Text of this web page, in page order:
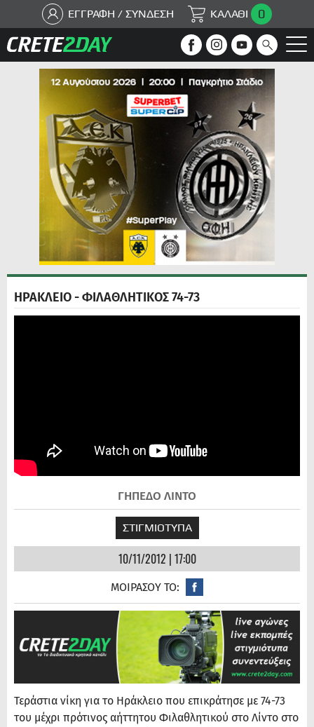
ΕΓΓΡΑΦΗ / ΣΥΝΔΕΣΗ ΚΑΛΑΘΙ 0
ΗΡΑΚΛΕΙΟ - ΦΙΛΑΘΛΗΤΙΚΟΣ 74-73
ΓΗΠΕΔΟ ΛΙΝΤΟ
ΣΤΙΓΜΙΟΤΥΠΑ
10/11/2012 | 17:00
ΜΟΙΡΑΣΟΥ ΤΟ:
Τεράστια νίκη για το Ηράκλειο που επικράτησε με 74-73
του μέχρι πρότινος αήττητου Φιλαθλητικού στο Λίντο στο